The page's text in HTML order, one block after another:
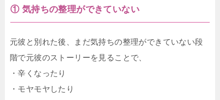
① 気持ちの整理ができていない
元彼と別れた後、まだ気持ちの整理ができていない段
階で元彼のストーリーを見ることで、
・辛くなったり
・モヤモヤしたり